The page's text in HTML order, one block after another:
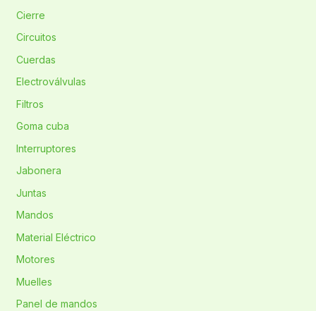
Cierre
Circuitos
Cuerdas
Electroválvulas
Filtros
Goma cuba
Interruptores
Jabonera
Juntas
Mandos
Material Eléctrico
Motores
Muelles
Panel de mandos